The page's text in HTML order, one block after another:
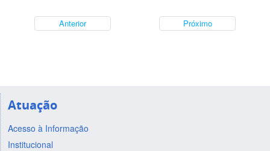
Anterior Próximo
Atuação
Acesso à Informação
Institucional